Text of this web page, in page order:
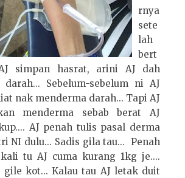
rnya
sete
lah
bert
simpan hasrat, arini AJ dah
Sebelum-sebelum ni AJ
nak menderma darah... Tapi AJ
menderma sebab berat AJ
AJ penah tulis pasal derma
NI dulu... Sadis gila tau... Penah
tu AJ cuma kurang 1kg je....
kot... Kalau tau AJ letak duit